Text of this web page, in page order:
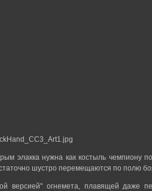
элакка нужна как костыль чемпиону
шустро перемещаются по полю
версией" огнемета, плавящей даже